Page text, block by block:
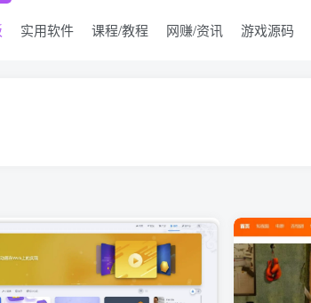
实用软件 课程/教程 网赚/资讯 游戏源码